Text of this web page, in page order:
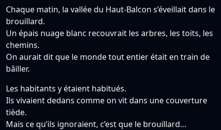
Chaque matin, la vallée du Haut-Balcon s’éveillait dans le
brouillard.
Un épais nuage blanc recouvrait les arbres, les toits, les
chemins.
On aurait dit que le monde tout entier était en train de
bâiller.
Les habitants y étaient habitués.
Ils vivaient dedans comme on vit dans une couverture
tiède.
Mais ce qu’ils ignoraient, c’est que le brouillard…